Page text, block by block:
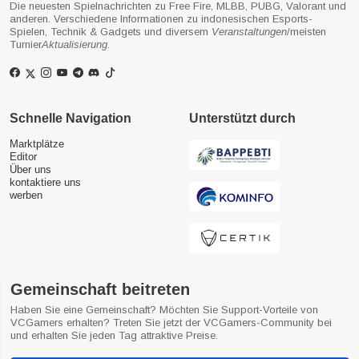
Die neuesten Spielnachrichten zu Free Fire, MLBB, PUBG, Valorant und
anderen. Verschiedene Informationen zu indonesischen Esports-
Spielen, Technik & Gadgets und diversem Veranstaltungen/meisten
TurnierAktualisierung.
Schnelle Navigation
Marktplätze
Editor
Über uns
kontaktiere uns
werben
Unterstützt durch
Gemeinschaft beitreten
Haben Sie eine Gemeinschaft? Möchten Sie Support-Vorteile von
VCGamers erhalten? Treten Sie jetzt der VCGamers-Community bei
und erhalten Sie jeden Tag attraktive Preise.